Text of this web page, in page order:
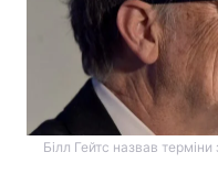
Білл Гейтс назвав